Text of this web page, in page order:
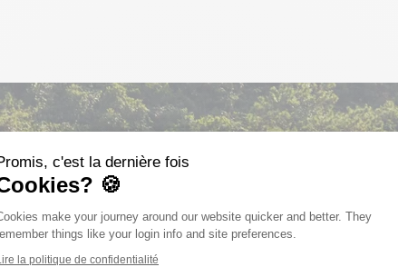
c'est la dernière fois
🍪
de Gestion du
make your journey around our website quicker and better. They
things like your login info and site preferences.
la politique de confidentialité
Axeptio consent